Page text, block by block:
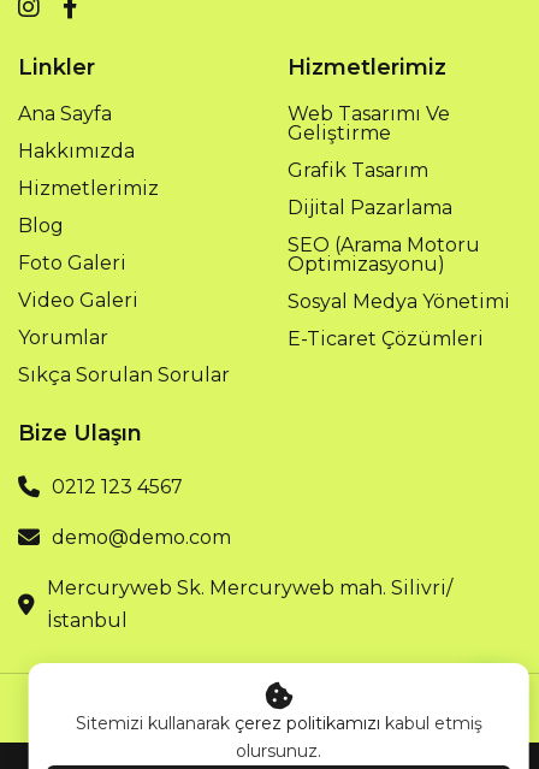
Sitemizi kullanarak
Kabul Et
Linkler
Ana Sayfa
Hakkımızda
Hizmetlerimiz
Blog
Foto Galeri
Video Galeri
Yorumlar
Sıkça Sorulan Sorular
Hizmetlerimiz
Web Tasarımı Ve
Geliştirme
Grafik Tasarım
Dijital Pazarlama
SEO (Arama Motoru
Optimizasyonu)
Sosyal Medya Yönetimi
E-Ticaret Çözümleri
Bize Ulaşın
0212 123 4567
demo@demo.com
Mercuryweb Sk. Mercuryweb mah. Silivri/
İstanbul
© 2025 - RshSoftware TR. Tüm hakları saklıdır.